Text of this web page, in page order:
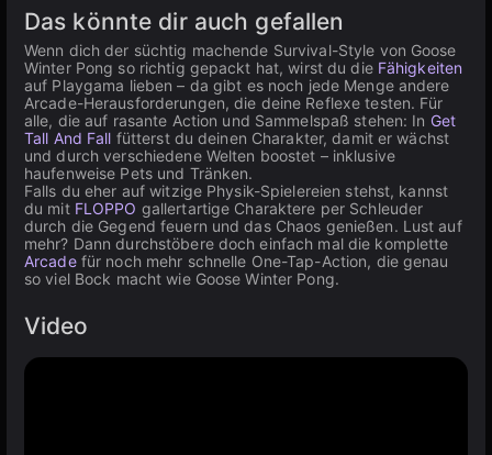
Das könnte dir auch gefallen
Wenn dich der süchtig machende Survival-Style von Goose
Winter Pong so richtig gepackt hat, wirst du die Fähigkeiten
auf Playgama lieben – da gibt es noch jede Menge andere
Arcade-Herausforderungen, die deine Reflexe testen. Für
alle, die auf rasante Action und Sammelspaß stehen: In Get
Tall And Fall fütterst du deinen Charakter, damit er wächst
und durch verschiedene Welten boostet – inklusive
haufenweise Pets und Tränken.
Falls du eher auf witzige Physik-Spielereien stehst, kannst
du mit FLOPPO gallertartige Charaktere per Schleuder
durch die Gegend feuern und das Chaos genießen. Lust auf
mehr? Dann durchstöbere doch einfach mal die komplette
Arcadefür noch mehr schnelle One-Tap-Action, die genau
so viel Bock macht wie Goose Winter Pong.
Video